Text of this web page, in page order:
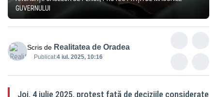
GUVERNULUI
Scris de Realitatea de Oradea
Publicat:4 iul. 2025, 10:16
Joi, 4 iulie 2025, protest față de deciziile considerate